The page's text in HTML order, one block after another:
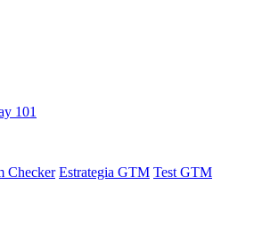
101
Checker Estrategia GTM Test GTM